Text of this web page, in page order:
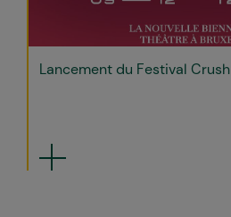
Lancement du Festival Crush